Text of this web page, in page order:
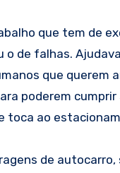
que tem de
de falhas.
que
poderem
toca ao
de